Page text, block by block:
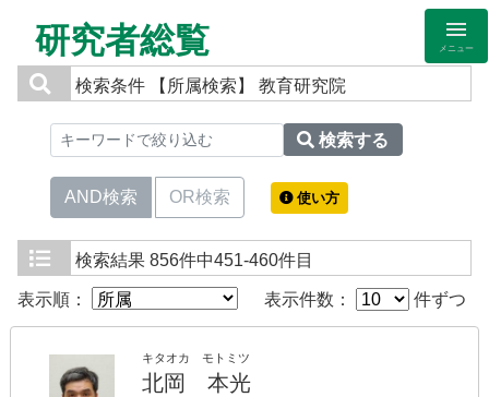
研究者総覧 メニュー
検索条件 【所属検索】 教育研究院
検索する
AND検索 OR検索 使い方
検索結果 856件中451-460件目
表示順： 表示件数： 件ずつ
キタオカ モトミツ
北岡 本光